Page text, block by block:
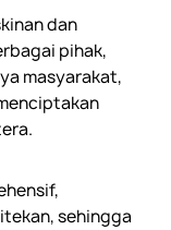
dan
pihak,
masyarakat,
sehingga